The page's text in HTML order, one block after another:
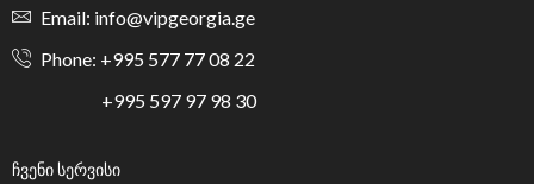
Email: info@vipgeorgia.ge
Phone: +995 577 77 08 22
+995 597 97 98 30
ᲩᲕᲔᲜᲘ ᲡᲔᲠᲕᲘᲡᲘ